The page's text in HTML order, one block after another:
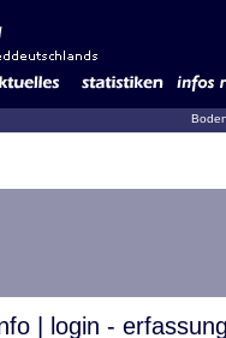
login -